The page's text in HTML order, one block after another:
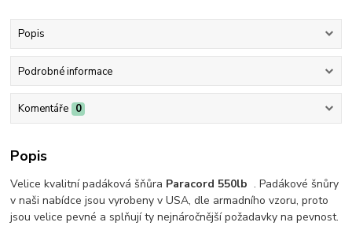
Popis
Podrobné informace
Komentáře 0
Popis
Velice kvalitní padáková šňůra Paracord 550lb . Padákové šnůry
v naši nabídce jsou vyrobeny v USA, dle armadního vzoru, proto
jsou velice pevné a splňují ty nejnáročnější požadavky na pevnost.